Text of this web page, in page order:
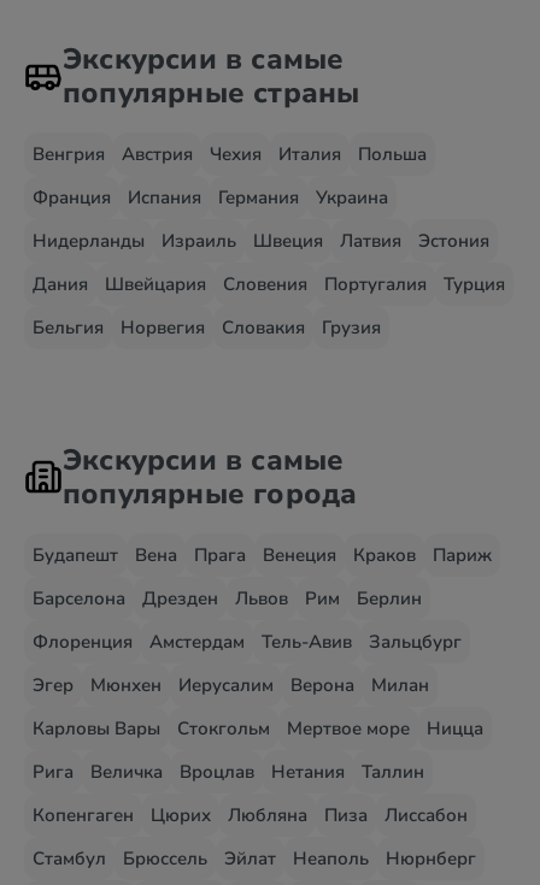
Экскурсии в самые
популярные страны
Венгрия Австрия Чехия Италия
Польша
Франция
Испания Германия
Украина
Нидерланды
Израиль Швеция Латвия
Эстония
Дания
Швейцария Словения Португалия
Турция
Бельгия
Норвегия Словакия Грузия
Экскурсии в самые
популярные города
Будапешт Вена Прага Венеция Краков
Париж
Барселона
Дрезден Львов Рим
Берлин
Флоренция
Амстердам Тель-Авив
Зальцбург
Эгер
Мюнхен Иерусалим Верона
Милан
Карловы Вары
Стокгольм Мертвое море
Ницца
Рига
Величка Вроцлав Нетания
Таллин
Копенгаген
Цюрих Любляна Пиза
Лиссабон
Стамбул
Брюссель Эйлат Неаполь
Нюрнберг